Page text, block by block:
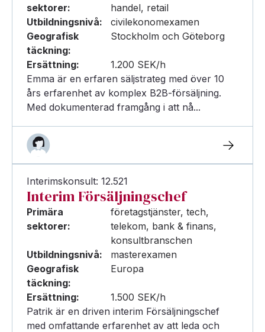
sektorer:
handel, retail
Utbildningsnivå:
civilekonomexamen
Geografisk
täckning:
Stockholm och Göteborg
Ersättning:
1.200 SEK/h
Emma är en erfaren säljstrateg med över 10
års erfarenhet av komplex B2B-försäljning.
Med dokumenterad framgång i att nå...
Interimskonsult: 12.521
Interim Försäljningschef
Primära
sektorer:
företagstjänster, tech,
telekom, bank & finans,
konsultbranschen
Utbildningsnivå:
masterexamen
Geografisk
täckning:
Europa
Ersättning:
1.500 SEK/h
Patrik är en driven interim Försäljningschef
med omfattande erfarenhet av att leda och